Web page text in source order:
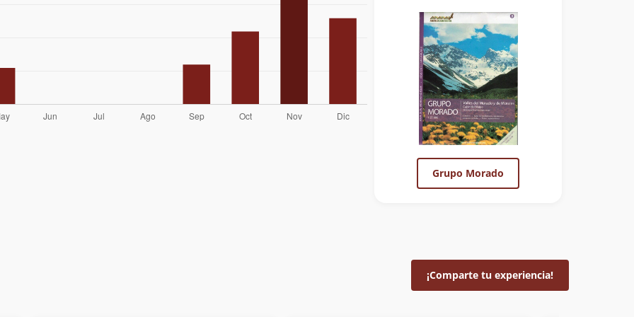
Grupo Morado
¡Comparte tu experiencia!